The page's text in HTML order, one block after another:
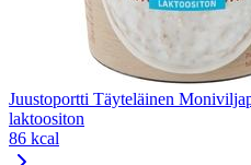
Juustoportti Täyteläinen
laktoositon
86 kcal